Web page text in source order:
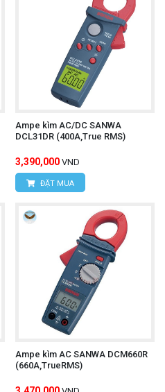
Ampe kìm AC/DC SANWA
DCL31DR (400A,True RMS)
3,390,000 VND
ĐẶT MUA
Ampe kìm AC SANWA DCM660R
(660A,TrueRMS)